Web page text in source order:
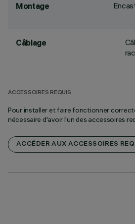
Montage
Câblage
ACCESSOIRES REQUIS
Pour installer et faire fonctionner
nécessaire d'avoir l'un des accessoires
ACCÉDER AUX ACCESSOIRES